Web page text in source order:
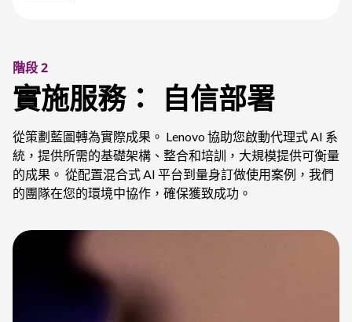
階段 2
實施服務： 自信部署
從策劃藍圖轉為實際成果。 Lenovo 協助您啟動代理式 AI 系
統，提供所需的基礎架構、整合和培訓，大規模提供可衡量
的成果。 從配置混合式 AI 平台到量身訂做使用案例，我們
的團隊在您的環境中協作，確保獲致成功。